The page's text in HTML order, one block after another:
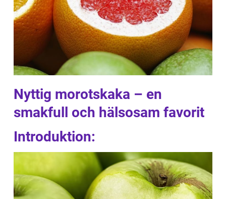
Nyttig morotskaka – en
smakfull och hälsosam favorit
Introduktion: